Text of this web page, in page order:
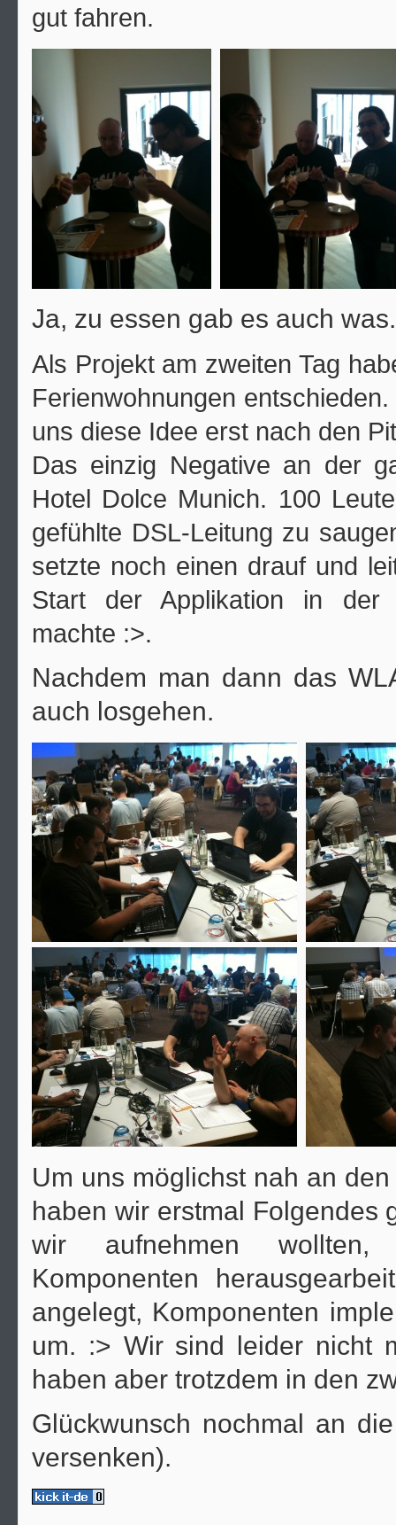
gut fahren.
Ja, zu essen gab es auch
Als Projekt am zweiten Tag
Ferienwohnungen
uns diese Idee erst nach den
Das einzig Negative an der
Hotel Dolce Munich. 100
gefühlte DSL-Leitung zu
setzte noch einen drauf und
Start der Applikation in der
machte :>.
Nachdem man dann das
auch losgehen.
Um uns möglichst nah an
haben wir erstmal Folgendes
wir aufnehmen wollten,
Komponenten
angelegt, Komponenten
um. :> Wir sind leider nicht
haben aber trotzdem in den
Glückwunsch nochmal an
versenken).